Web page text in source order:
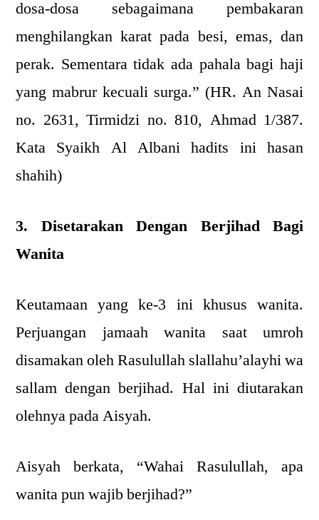
dosa-dosa sebagaimana pembakaran
menghilangkan karat pada besi, emas, dan
perak. Sementara tidak ada pahala bagi haji
yang mabrur kecuali surga.” (HR. An Nasai
no. 2631, Tirmidzi no. 810, Ahmad 1/387.
Kata Syaikh Al Albani hadits ini hasan
shahih)
3. Disetarakan Dengan Berjihad Bagi
Wanita
Keutamaan yang ke-3 ini khusus wanita.
Perjuangan jamaah wanita saat umroh
disamakan oleh Rasulullah slallahu’alayhi wa
sallam dengan berjihad. Hal ini diutarakan
olehnya pada Aisyah.
Aisyah berkata, “Wahai Rasulullah, apa
wanita pun wajib berjihad?”